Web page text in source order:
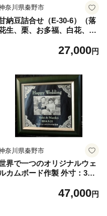
奈川県秦野市
納豆詰合せ（E-30-6）（落
生、栗、お多福、白花、う
ｇ）/ 落花生 落花生秦野市 ピ
べやすい 落花生 栗 お多福 白
花 うぐいす 大正金時 980g ギ
フト お歳暮 手土産
27,000円
奈川県秦野市
界で一つのオリジナルウェ
カムボード作製 外寸：350
×240㎜ 窓寸：250㎜×220㎜
47,000円